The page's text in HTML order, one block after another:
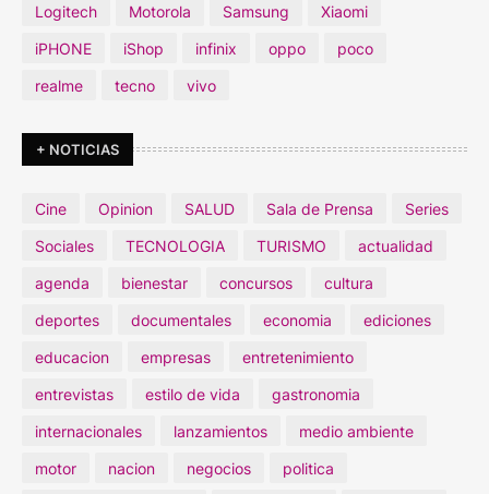
Logitech
Motorola Samsung
Xiaomi
iPHONE
iShop infinix oppo
poco
realme
tecno vivo
+ NOTICIAS
Cine Opinion SALUD Sala de Prensa
Series
Sociales
TECNOLOGIA TURISMO
actualidad
agenda
bienestar concursos
cultura
deportes
documentales economia
ediciones
educacion
empresas
entretenimiento
entrevistas
estilo de vida
gastronomia
internacionales
lanzamientos
medio ambiente
motor
nacion negocios
politica